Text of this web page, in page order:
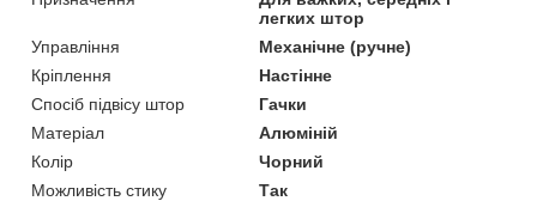
легких штор
Управління
Механічне (ручне)
Кріплення
Настінне
Спосіб підвісу штор
Гачки
Матеріал
Алюміній
Колір
Чорний
Можливість стику
Так